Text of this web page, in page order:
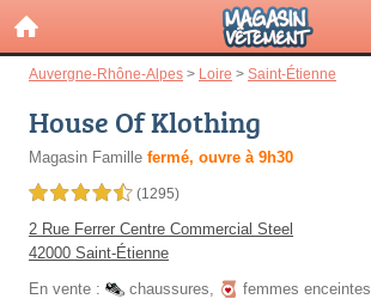
Auvergne-Rhône-Alpes > Loire > Saint-Étienne
House Of Klothing
Magasin Famille fermé, ouvre à 9h30
4,5 étoiles sur 5 (1295)
2 Rue Ferrer Centre Commercial Steel
42000 Saint-Étienne
En vente :
chaussures, femmes enceintes